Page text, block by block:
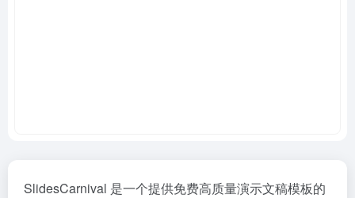
SlidesCarnival 是一个提供免费高质量演示文稿模板的